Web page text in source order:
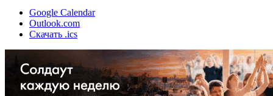
Google Calendar
Outlook.com
Скачать .ics